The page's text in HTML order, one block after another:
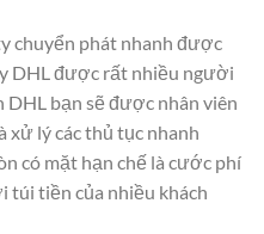
chuyển phát nhanh được
DHL được rất nhiều người
bạn sẽ được nhân viên
xử lý các thủ tục nhanh
có mặt hạn chế là cước phí
túi tiền của nhiều khách